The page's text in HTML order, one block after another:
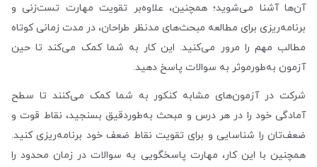
آن‌ها آشنا می‌شوید؛ همچنین، علاوه‌بر تقویت مهارت تست‌زنی و
برنامه‌ریزی برای مطالعه مبحث‌های مدنظر طراحان، در مدت زمانی کوتاه
مطالب مهم را مرور می‌کنید. این کار به شما کمک می‌کند تا حین
آزمون به‌طورموثر به سوالات پاسخ دهید.
شرکت در آزمون‌های مشابه کنکور به شما کمک می‌کنند تا سطح
آمادگی خود را در هر درس و مبحث به‌طور‌دقیق بسنجید، نقاط قوت و
ضعف‌تان را شناسایی و برای تقویت نقاط ضعف خود برنامه‌ریزی کنید.
همچنین با این کار، مهارت پاسخگویی به سوالات در زمان محدود را